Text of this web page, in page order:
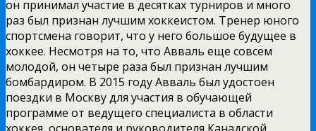
он принимал участие в десятках турниров и много
раз был признан лучшим хоккеистом. Тренер юного
спортсмена говорит, что у него большое будущее в
хоккее. Несмотря на то, что Авваль еще совсем
молодой, он четыре раза был признан лучшим
бомбардиром. В 2015 году Авваль был удостоен
поездки в Москву для участия в обучающей
программе от ведущего специалиста в области